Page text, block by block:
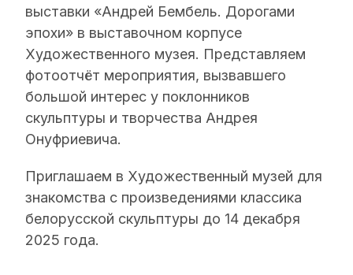
выставки «Андрей Бембель. Дорогами
эпохи» в выставочном корпусе
Художественного музея. Представляем
фотоотчёт мероприятия, вызвавшего
большой интерес у поклонников
скульптуры и творчества Андрея
Онуфриевича.
Приглашаем в Художественный музей для
знакомства с произведениями классика
белорусской скульптуры до 14 декабря
2025 года.